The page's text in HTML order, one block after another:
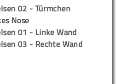
02 - Türmchen
Nose
01 - Linke Wand
03 - Rechte Wand